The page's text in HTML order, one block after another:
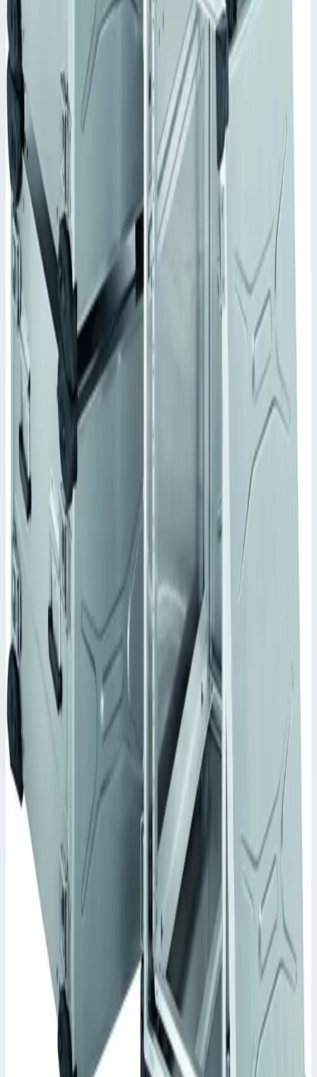
Характеристики
Внешние размеры
434,0х534,0х348,0 мм
Номинальная глубина
350,0 мм
Высота установки
7 HE/U
•
Параметры
Наружный размер Д x Ш x В
434х534х348 мм
Высота (HE/U)
7
Сценарии применения
Корпус Mitraset Classic 19" Zarges 45728 Переносные корпусы
для электронных приборов
Каркас соединен с рубашкой направляющими и шарнирами.
Материал и тип шарниров выбирается в зависимости от
предъявляемых требований.
Уточнить поставку по этой позиции
Похожие модели
Zarges
Корпус Mitraset Racklite 19" Zarges 5 HE/U
728х591х360,5 мм 45915
Арт.45915
Корпус Mitraset Racklite 19" - 45915 Переносные корпусы для
электронных приборов
12,9 кг
Цена по запросу
Корпус Mitraset Racklite 19" Zarges 10 HE/U
598х591х583 мм 45910
45910
Корпус Mitraset Racklite 19" - 45910 Переносные корпусы для
электронных приборов